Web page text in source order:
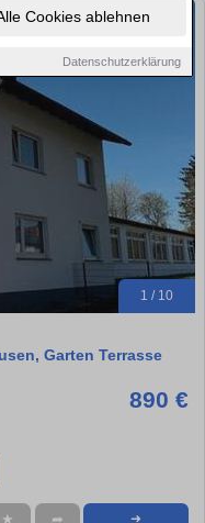
Cookies ablehnen
Datenschutzerklärung
1 / 10
Garten Terrasse
890 €
★ ➦ ➜